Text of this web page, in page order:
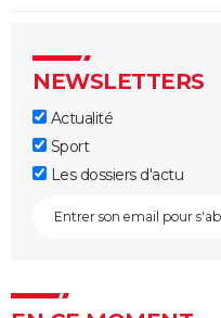
NEWSLETTERS
Actualité
Sport
Les dossiers d'actu